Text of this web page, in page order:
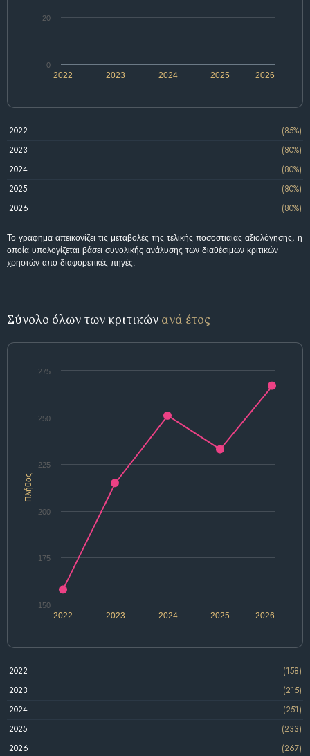
2022 2024 2026
2023 2025
0
20
2022
(85%)
2023
(80%)
2024
(80%)
2025
(80%)
2026
(80%)
Το γράφημα απεικονίζει τις μεταβολές της τελικής ποσοστιαίας αξιολόγησης, η
οποία υπολογίζεται βάσει συνολικής ανάλυσης των διαθέσιμων κριτικών
χρηστών από διαφορετικές πηγές.
Σύνολο όλων των κριτικών ανά έτος
Πλήθος
2025
2022 2023 2024 2026
150
175
200
225
250
275
2022
(158)
2023
(215)
2024
(251)
2025
(233)
2026
(267)